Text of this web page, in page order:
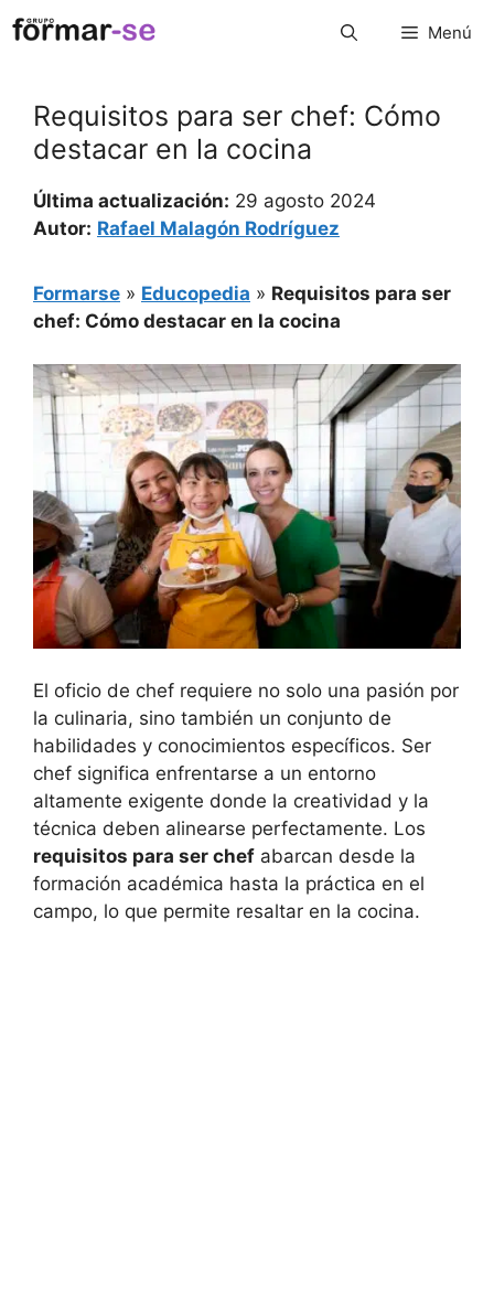
Saltar
al
Menú
Requisitos para ser chef: Cómo
destacar en la cocina
Última actualización: 29 agosto 2024
Autor: Rafael Malagón Rodríguez
Formarse » Educopedia » Requisitos para ser
chef: Cómo destacar en la cocina
El oficio de chef requiere no solo una pasión por
la culinaria, sino también un conjunto de
habilidades y conocimientos específicos. Ser
chef significa enfrentarse a un entorno
altamente exigente donde la creatividad y la
técnica deben alinearse perfectamente. Los
requisitos para ser chef abarcan desde la
formación académica hasta la práctica en el
campo, lo que permite resaltar en la cocina.